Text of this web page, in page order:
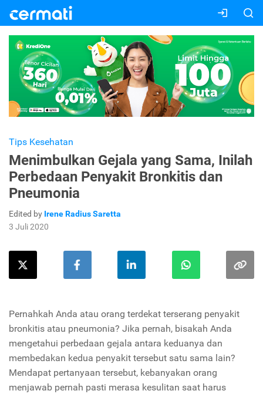
Tips Kesehatan
Menimbulkan Gejala yang Sama, Inilah
Perbedaan Penyakit Bronkitis dan
Pneumonia
Edited by Irene Radius Saretta
3 Juli 2020
Pernahkah Anda atau orang terdekat terserang penyakit
bronkitis atau pneumonia? Jika pernah, bisakah Anda
mengetahui perbedaan gejala antara keduanya dan
membedakan kedua penyakit tersebut satu sama lain?
Mendapat pertanyaan tersebut, kebanyakan orang
menjawab pernah pasti merasa kesulitan saat harus